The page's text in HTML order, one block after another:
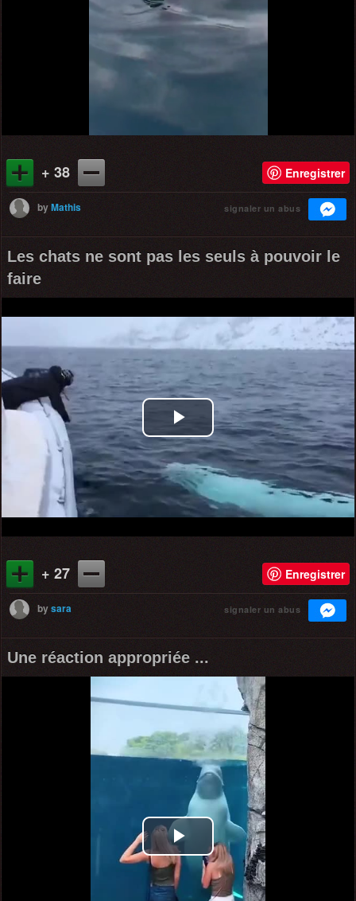
+ 38 Enregistrer
byMathis signaler un abus
Les chats ne sont pas les seuls à pouvoir le
faire
Play
Video
+ 27 Enregistrer
bysara signaler un abus
Une réaction appropriée ...
Play
Video